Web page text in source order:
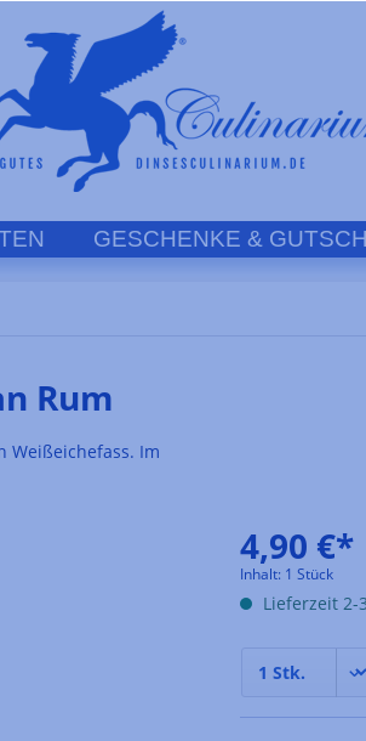
GESCHENKE &
Rum
Weißeichefass. Im
4,90 €*
Inhalt: 1 Stück
Lieferzeit